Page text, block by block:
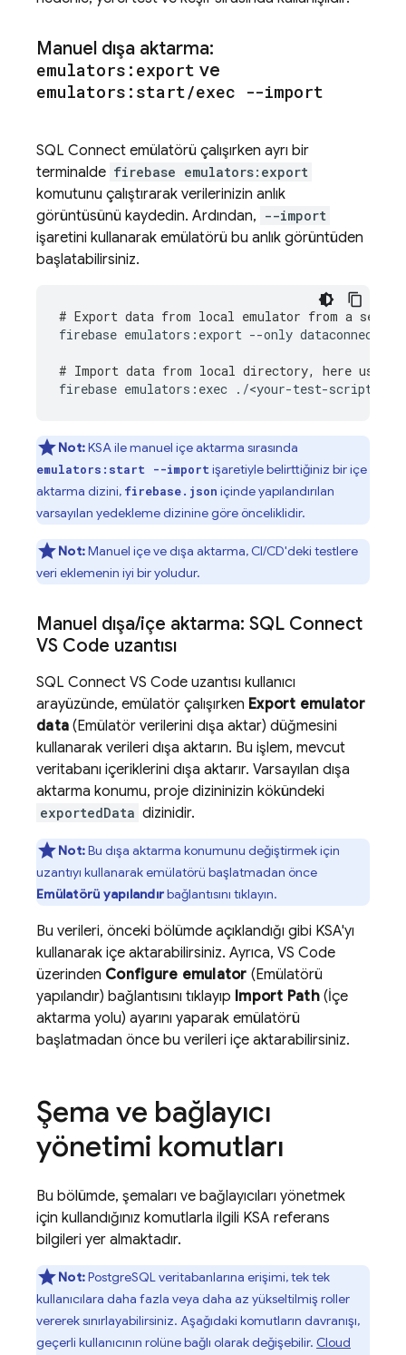
Manuel dışa aktarma:
emulators:export ve
emulators:start/exec --import
SQL Connect emülatörü çalışırken ayrı bir
terminalde firebase emulators:export
komutunu çalıştırarak verilerinizin anlık
görüntüsünü kaydedin. Ardından, --import
işaretini kullanarak emülatörü bu anlık görüntüden
başlatabilirsiniz.
# Export data from local emulator from a
firebase emulators:export --only dataconnect
# Import data from local directory, here using
firebase emulators:exec ./<your-test-script>.sh
Not:KSA ile manuel içe aktarma sırasında
emulators:start --import işaretiyle belirttiğiniz bir içe
aktarma dizini, firebase.json içinde yapılandırılan
varsayılan yedekleme dizinine göre önceliklidir.
Not:Manuel içe ve dışa aktarma, CI/CD'deki testlere
veri eklemenin iyi bir yoludur.
Manuel dışa/içe aktarma: SQL Connect
VS Code uzantısı
SQL Connect VS Code uzantısı kullanıcı
arayüzünde, emülatör çalışırken Export emulator
data (Emülatör verilerini dışa aktar) düğmesini
kullanarak verileri dışa aktarın. Bu işlem, mevcut
veritabanı içeriklerini dışa aktarır. Varsayılan dışa
aktarma konumu, proje dizininizin kökündeki
exportedData dizinidir.
Not:Bu dışa aktarma konumunu değiştirmek için
uzantıyı kullanarak emülatörü başlatmadan önce
Emülatörü yapılandırbağlantısını tıklayın.
Bu verileri, önceki bölümde açıklandığı gibi KSA'yı
kullanarak içe aktarabilirsiniz. Ayrıca, VS Code
üzerinden Configure emulator (Emülatörü
yapılandır) bağlantısını tıklayıp Import Path(İçe
aktarma yolu) ayarını yaparak emülatörü
başlatmadan önce bu verileri içe aktarabilirsiniz.
Şema ve bağlayıcı
yönetimi komutları
Bu bölümde, şemaları ve bağlayıcıları yönetmek
için kullandığınız komutlarla ilgili KSA referans
bilgileri yer almaktadır.
Not:PostgreSQL veritabanlarına erişimi, tek tek
kullanıcılara daha fazla veya daha az yükseltilmiş roller
vererek sınırlayabilirsiniz. Aşağıdaki komutların davranışı,
geçerli kullanıcının rolüne bağlı olarak değişebilir. Cloud